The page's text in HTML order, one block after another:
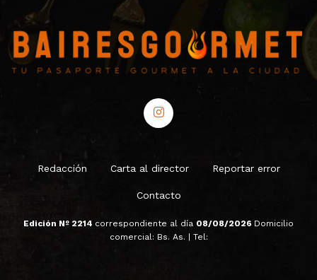
Redacción Carta al director Reportar error
Contacto
Edición Nº 2214 correspondiente al día 08/08/2026 Domicilio
comercial: Bs. As. | Tel: